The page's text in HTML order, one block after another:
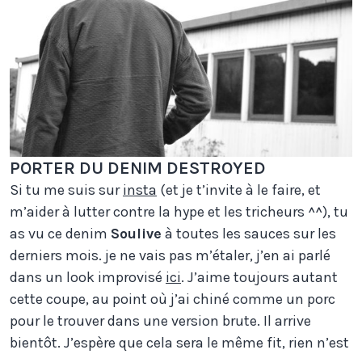
PORTER DU DENIM DESTROYED
Si tu me suis surinsta (et je t’invite à le faire, et
m’aider à lutter contre la hype et les tricheurs ^^), tu
as vu ce denim Soulive à toutes les sauces sur les
derniers mois. je ne vais pas m’étaler, j’en ai parlé
dans un look improvisé ici. J’aime toujours autant
cette coupe, au point où j’ai chiné comme un porc
pour le trouver dans une version brute. Il arrive
bientôt. J’espère que cela sera le même fit, rien n’est